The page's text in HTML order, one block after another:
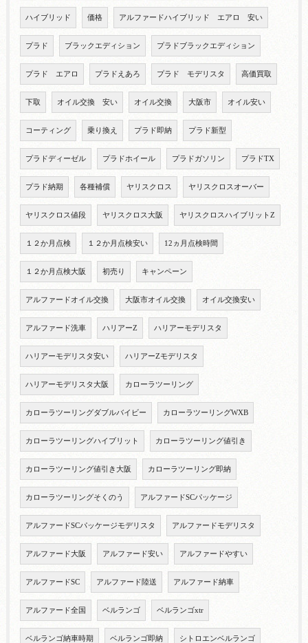
ハイブリッド 価格 アルファードハイブリッド エアロ 安い
プラド ブラックエディション プラドブラックエディション
プラド エアロ プラドえあろ プラド モデリスタ 高価買取
下取 オイル交換 安い オイル交換 大阪市 オイル安い
コーティング 乗り換え プラド即納 プラド新型
プラドディーゼル プラドホイール プラドガソリン プラドTX
プラド納期 各種補償 ヤリスクロス ヤリスクロスオーバー
ヤリスクロス値段 ヤリスクロス大阪 ヤリスクロスハイブリットZ
１２か月点検 １２か月点検安い 12ヵ月点検時間
１２か月点検大阪 初売り キャンペーン
アルファードオイル交換 大阪市オイル交換 オイル交換安い
アルファード洗車 ハリアーZ ハリアーモデリスタ
ハリアーモデリスタ安い ハリアーZモデリスタ
ハリアーモデリスタ大阪 カローラツーリング
カローラツーリングダブルバイビー カローラツーリングWXB
カローラツーリングハイブリット カローラツーリング値引き
カローラツーリング値引き大阪 カローラツーリング即納
カローラツーリングそくのう アルファードSCパッケージ
アルファードSCパッケージモデリスタ アルファードモデリスタ
アルファード大阪 アルファード安い アルファードやすい
アルファードSC アルファード陸送 アルファード納車
アルファード全国 ベルランゴ ベルランゴxtr
ベルランゴ納車時期 ベルランゴ即納 シトロエンベルランゴ